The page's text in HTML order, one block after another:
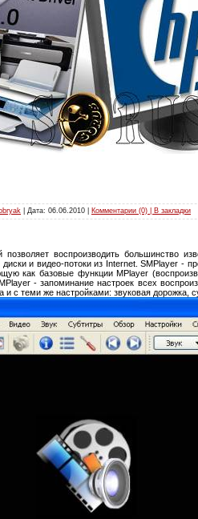
| Дата: 06.06.2010 Комментарии (0) | В закладки
воспроизводить большинство
и видео-потоки из Internet. SMPlayer -
как базовые функции MPlayer
- запоминание настроек всех
с теми же настройками: звуковая дорожка,